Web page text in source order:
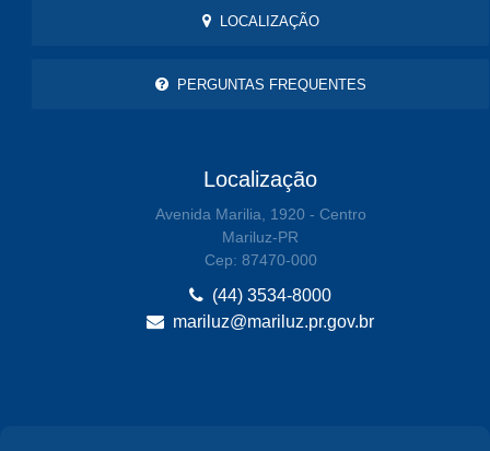
LOCALIZAÇÃO
PERGUNTAS FREQUENTES
Localização
Avenida Marilia, 1920 - Centro
Mariluz-PR
Cep: 87470-000
(44) 3534-8000
mariluz@mariluz.pr.gov.br